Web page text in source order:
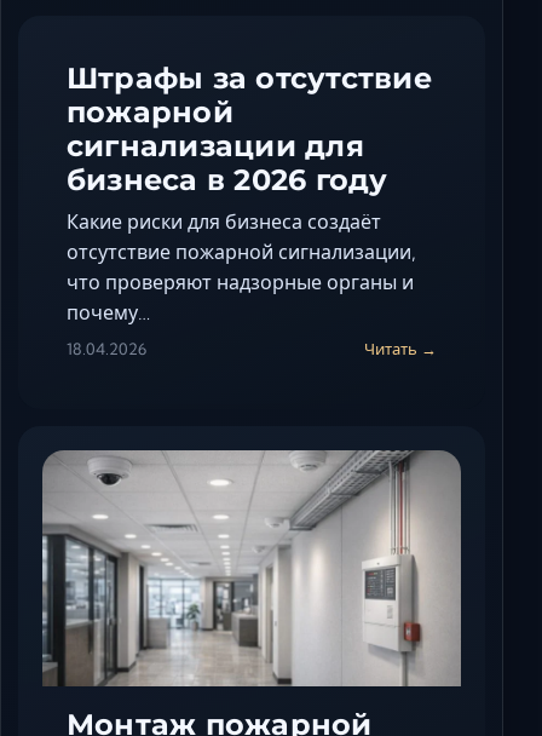
Штрафы за отсутствие
пожарной
сигнализации для
бизнеса в 2026 году
Какие риски для бизнеса создаёт
отсутствие пожарной сигнализации,
что проверяют надзорные органы и
почему…
18.04.2026 Читать →
Монтаж пожарной